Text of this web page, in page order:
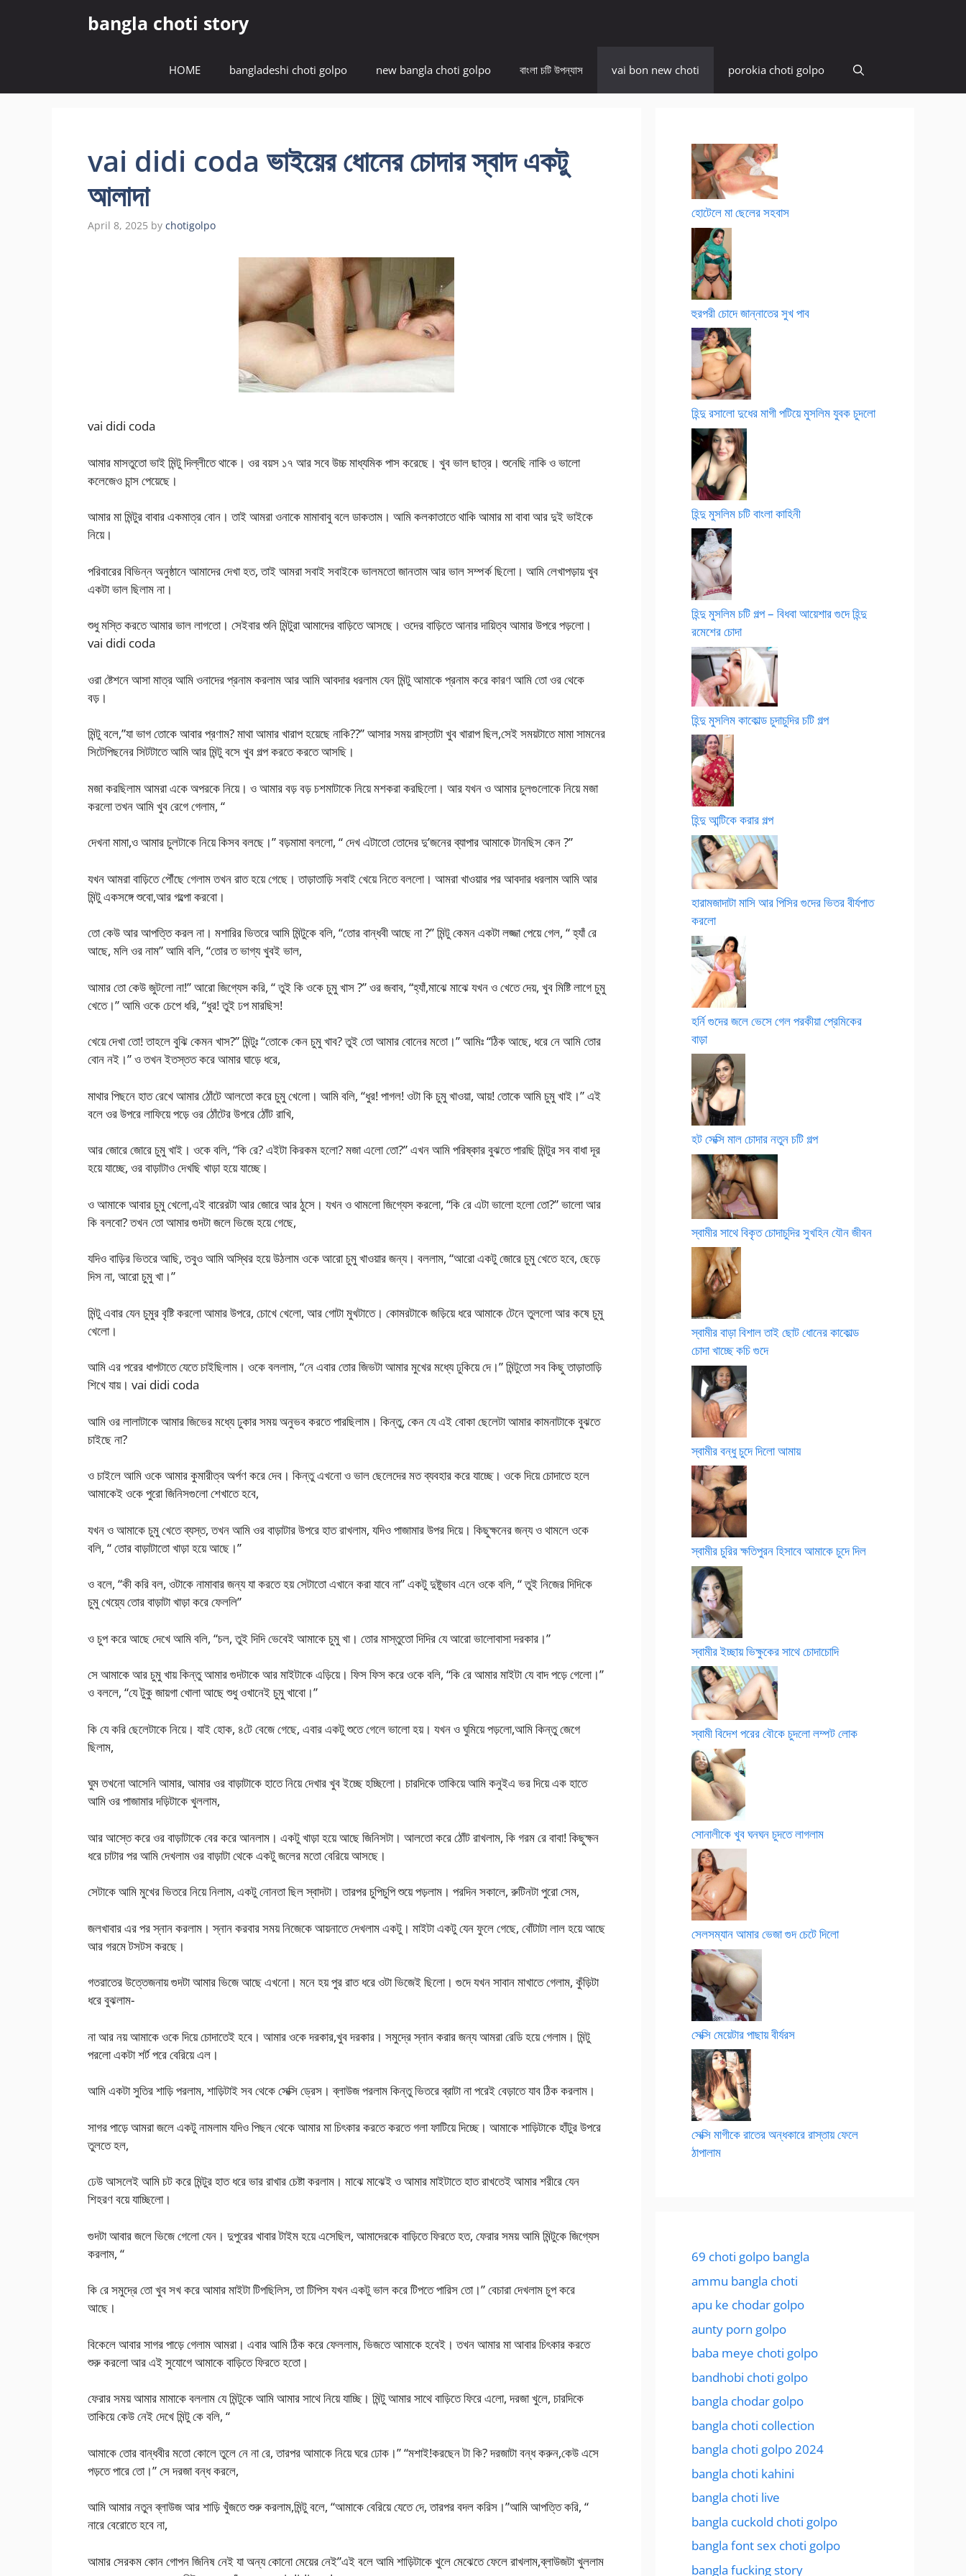
bangla choti story
HOME bangladeshi choti golpo new bangla choti golpo বাংলা চটি উপন্যাস vai bon new choti porokia choti golpo
vai didi coda ভাইয়ের ধোনের চোদার স্বাদ একটু
আলাদা
April 8, 2025 by chotigolpo
vai didi coda
আমার মাসতুতো ভাই মিন্টু দিল্লীতে থাকে। ওর বয়স ১৭ আর সবে উচ্চ মাধ্যমিক পাস করেছে। খুব ভাল ছাত্র। শুনেছি নাকি ও ভালো
কলেজেও চান্স পেয়েছে।
আমার মা মিন্টুর বাবার একমাত্র বোন। তাই আমরা ওনাকে মামাবাবু বলে ডাকতাম। আমি কলকাতাতে থাকি আমার মা বাবা আর দুই ভাইকে
নিয়ে।
পরিবারের বিভিন্ন অনুষ্ঠানে আমাদের দেখা হত, তাই আমরা সবাই সবাইকে ভালমতো জানতাম আর ভাল সম্পর্ক ছিলো। আমি লেখাপড়ায় খুব
একটা ভাল ছিলাম না।
শুধু মস্তি করতে আমার ভাল লাগতো। সেইবার শুনি মিন্টুরা আমাদের বাড়িতে আসছে। ওদের বাড়িতে আনার দায়িত্ব আমার উপরে পড়লো।
vai didi coda
ওরা ষ্টেশনে আসা মাত্র আমি ওনাদের প্রনাম করলাম আর আমি আবদার ধরলাম যেন মিন্টু আমাকে প্রনাম করে কারণ আমি তো ওর থেকে
বড়।
মিন্টু বলে,”যা ভাগ তোকে আবার প্রণাম? মাথা আমার খারাপ হয়েছে নাকি??” আসার সময় রাস্তাটা খুব খারাপ ছিল,সেই সময়টাতে মামা সামনের
সিটেপিছনের সিটটাতে আমি আর মিন্টু বসে খুব গল্প করতে করতে আসছি।
মজা করছিলাম আমরা একে অপরকে নিয়ে। ও আমার বড় বড় চশমাটাকে নিয়ে মশকরা করছিলো। আর যখন ও আমার চুলগুলোকে নিয়ে মজা
করলো তখন আমি খুব রেগে গেলাম, “
দেখনা মামা,ও আমার চুলটাকে নিয়ে কিসব বলছে।” বড়মামা বললো, “ দেখ এটাতো তোদের দু’জনের ব্যাপার আমাকে টানছিস কেন ?”
যখন আমরা বাড়িতে পৌঁছে গেলাম তখন রাত হয়ে গেছে। তাড়াতাড়ি সবাই খেয়ে নিতে বললো। আমরা খাওয়ার পর আবদার ধরলাম আমি আর
মিন্টু একসঙ্গে শুবো,আর গল্পো করবো।
তো কেউ আর আপত্তি করল না। মশারির ভিতরে আমি মিন্টুকে বলি, “তোর বান্ধবী আছে না ?” মিন্টু কেমন একটা লজ্জা পেয়ে গেল, “ হ্যাঁ রে
আছে, মলি ওর নাম” আমি বলি, “তোর ত ভাগ্য খুবই ভাল,
আমার তো কেউ জুটলো না!” আরো জিগ্যেস করি, “ তুই কি ওকে চুমু খাস ?” ওর জবাব, “হ্যাঁ,মাঝে মাঝে যখন ও খেতে দেয়, খুব মিষ্টি লাগে চুমু
খেতে।” আমি ওকে চেপে ধরি, “ধুর! তুই ঢপ মারছিস!
খেয়ে দেখা তো! তাহলে বুঝি কেমন খাস?” মিন্টুঃ “তোকে কেন চুমু খাব? তুই তো আমার বোনের মতো।” আমিঃ “ঠিক আছে, ধরে নে আমি তোর
বোন নই।” ও তখন ইতস্তত করে আমার ঘাড়ে ধরে,
মাথার পিছনে হাত রেখে আমার ঠোঁটে আলতো করে চুমু খেলো। আমি বলি, “ধুর! পাগল! ওটা কি চুমু খাওয়া, আয়! তোকে আমি চুমু খাই।” এই
বলে ওর উপরে লাফিয়ে পড়ে ওর ঠোঁটের উপরে ঠোঁট রাখি,
আর জোরে জোরে চুমু খাই। ওকে বলি, “কি রে? এইটা কিরকম হলো? মজা এলো তো?” এখন আমি পরিষ্কার বুঝতে পারছি মিন্টুর সব বাধা দূর
হয়ে যাচ্ছে, ওর বাড়াটাও দেখছি খাড়া হয়ে যাচ্ছে।
ও আমাকে আবার চুমু খেলো,এই বারেরটা আর জোরে আর ঠুসে। যখন ও থামলো জিগ্যেস করলো, “কি রে এটা ভালো হলো তো?” ভালো আর
কি বলবো? তখন তো আমার গুদটা জলে ভিজে হয়ে গেছে,
যদিও বাড়ির ভিতরে আছি, তবুও আমি অস্থির হয়ে উঠলাম ওকে আরো চুমু খাওয়ার জন্য। বললাম, “আরো একটু জোরে চুমু খেতে হবে, ছেড়ে
দিস না, আরো চুমু খা।”
মিন্টু এবার যেন চুমুর বৃষ্টি করলো আমার উপরে, চোখে খেলো, আর গোটা মুখটাতে। কোমরটাকে জড়িয়ে ধরে আমাকে টেনে তুললো আর কষে চুমু
খেলো।
আমি এর পরের ধাপটাতে যেতে চাইছিলাম। ওকে বললাম, “নে এবার তোর জিভটা আমার মুখের মধ্যে ঢুকিয়ে দে।” মিন্টুতো সব কিছু তাড়াতাড়ি
শিখে যায়। vai didi coda
আমি ওর লালাটাকে আমার জিভের মধ্যে ঢুকার সময় অনুভব করতে পারছিলাম। কিন্তু, কেন যে এই বোকা ছেলেটা আমার কামনাটাকে বুঝতে
চাইছে না?
ও চাইলে আমি ওকে আমার কুমারীত্ব অর্পণ করে দেব। কিন্তু এখনো ও ভাল ছেলেদের মত ব্যবহার করে যাচ্ছে। ওকে দিয়ে চোদাতে হলে
আমাকেই ওকে পুরো জিনিসগুলো শেখাতে হবে,
যখন ও আমাকে চুমু খেতে ব্যস্ত, তখন আমি ওর বাড়াটার উপরে হাত রাখলাম, যদিও পাজামার উপর দিয়ে। কিছুক্ষনের জন্য ও থামলে ওকে
বলি, “ তোর বাড়াটাতো খাড়া হয়ে আছে।”
ও বলে, “কী করি বল, ওটাকে নামাবার জন্য যা করতে হয় সেটাতো এখানে করা যাবে না” একটু দুষ্টুভাব এনে ওকে বলি, “ তুই নিজের দিদিকে
চুমু খেয়্যে তোর বাড়াটা খাড়া করে ফেললি”
ও চুপ করে আছে দেখে আমি বলি, “চল, তুই দিদি ভেবেই আমাকে চুমু খা। তোর মাস্তুতো দিদির যে আরো ভালোবাসা দরকার।”
সে আমাকে আর চুমু খায় কিন্তু আমার গুদটাকে আর মাইটাকে এড়িয়ে। ফিস ফিস করে ওকে বলি, “কি রে আমার মাইটা যে বাদ পড়ে গেলো।”
ও বললে, “যে টুকু জায়গা খোলা আছে শুধু ওখানেই চুমু খাবো।”
কি যে করি ছেলেটাকে নিয়ে। যাই হোক, ৪টে বেজে গেছে, এবার একটু শুতে গেলে ভালো হয়। যখন ও ঘুমিয়ে পড়লো,আমি কিন্তু জেগে
ছিলাম,
ঘুম তখনো আসেনি আমার, আমার ওর বাড়াটাকে হাতে নিয়ে দেখার খুব ইচ্ছে হচ্ছিলো। চারদিকে তাকিয়ে আমি কনুইএ ভর দিয়ে এক হাতে
আমি ওর পাজামার দড়িটাকে খুললাম,
আর আস্তে করে ওর বাড়াটাকে বের করে আনলাম। একটু খাড়া হয়ে আছে জিনিসটা। আলতো করে ঠোঁট রাখলাম, কি গরম রে বাবা! কিছুক্ষন
ধরে চাটার পর আমি দেখলাম ওর বাড়াটা থেকে একটু জলের মতো বেরিয়ে আসছে।
সেটাকে আমি মুখের ভিতরে নিয়ে নিলাম, একটু নোনতা ছিল স্বাদটা। তারপর চুপিচুপি শুয়ে পড়লাম। পরদিন সকালে, রুটিনটা পুরো সেম,
জলখাবার এর পর স্নান করলাম। স্নান করবার সময় নিজেকে আয়নাতে দেখলাম একটু। মাইটা একটু যেন ফুলে গেছে, বোঁটাটা লাল হয়ে আছে
আর গরমে টসটস করছে।
গতরাতের উত্তেজনায় গুদটা আমার ভিজে আছে এখনো। মনে হয় পুর রাত ধরে ওটা ভিজেই ছিলো। গুদে যখন সাবান মাখাতে গেলাম, কুঁড়িটা
ধরে বুঝলাম-
না আর নয় আমাকে ওকে দিয়ে চোদাতেই হবে। আমার ওকে দরকার,খুব দরকার। সমুদ্রে স্নান করার জন্য আমরা রেডি হয়ে গেলাম। মিন্টু
পরলো একটা শর্ট পরে বেরিয়ে এল।
আমি একটা সুতির শাড়ি পরলাম, শাড়িটাই সব থেকে সেক্সি ড্রেস। ব্লাউজ পরলাম কিন্তু ভিতরে ব্রাটা না পরেই বেড়াতে যাব ঠিক করলাম।
সাগর পাড়ে আমরা জলে একটু নামলাম যদিও পিছন থেকে আমার মা চিৎকার করতে করতে গলা ফাটিয়ে দিচ্ছে। আমাকে শাড়িটাকে হাঁটুর উপরে
তুলতে হল,
ঢেউ আসলেই আমি চট করে মিন্টুর হাত ধরে ভার রাখার চেষ্টা করলাম। মাঝে মাঝেই ও আমার মাইটাতে হাত রাখতেই আমার শরীরে যেন
শিহরণ বয়ে যাচ্ছিলো।
গুদটা আবার জলে ভিজে গেলো যেন। দুপুরের খাবার টাইম হয়ে এসেছিল, আমাদেরকে বাড়িতে ফিরতে হত, ফেরার সময় আমি মিন্টুকে জিগ্যেস
করলাম, “
কি রে সমুদ্রে তো খুব সখ করে আমার মাইটা টিপছিলিস, তা টিপিস যখন একটু ভাল করে টিপতে পারিস তো।” বেচারা দেখলাম চুপ করে
আছে।
বিকেলে আবার সাগর পাড়ে গেলাম আমরা। এবার আমি ঠিক করে ফেললাম, ভিজতে আমাকে হবেই। তখন আমার মা আবার চিৎকার করতে
শুরু করলো আর এই সুযোগে আমাকে বাড়িতে ফিরতে হতো।
ফেরার সময় আমার মামাকে বললাম যে মিন্টুকে আমি আমার সাথে নিয়ে যাচ্ছি। মিন্টু আমার সাথে বাড়িতে ফিরে এলো, দরজা খুলে, চারদিকে
তাকিয়ে কেউ নেই দেখে মিন্টু কে বলি, “
আমাকে তোর বান্ধবীর মতো কোলে তুলে নে না রে, তারপর আমাকে নিয়ে ঘরে ঢোক।” “মশাই!করছেন টা কি? দরজাটা বন্ধ করুন,কেউ এসে
পড়তে পারে তো।” সে দরজা বন্ধ করলে,
আমি আমার নতুন ব্লাউজ আর শাড়ি খুঁজতে শুরু করলাম,মিন্টু বলে, “আমাকে বেরিয়ে যেতে দে, তারপর বদল করিস।”আমি আপত্তি করি, “
নারে বেরোতে হবে না,
আমার সেরকম কোন গোপন জিনিষ নেই যা অন্য কোনো মেয়ের নেই”এই বলে আমি শাড়িটাকে খুলে মেঝেতে ফেলে রাখলাম,ব্লাউজটা খুললাম
হোটেলে মা ছেলের সহবাস
হুরপরী চোদে জান্নাতের সুখ পাব
হিন্দু রসালো দুধের মাগী পটিয়ে মুসলিম যুবক চুদলো
হিন্দু মুসলিম চটি বাংলা কাহিনী
হিন্দু মুসলিম চটি গল্প – বিধবা আয়েশার গুদে হিন্দু
রমেশের চোদা
হিন্দু মুসলিম কাকোল্ড চুদাচুদির চটি গল্প
হিন্দু আন্টিকে করার গল্প
হারামজাদাটা মাসি আর পিসির গুদের ভিতর বীর্যপাত
করলো
হর্নি গুদের জলে ভেসে গেল পরকীয়া প্রেমিকের
বাড়া
হট সেক্সি মাল চোদার নতুন চটি গল্প
স্বামীর সাথে বিকৃত চোদাচুদির সুখহিন যৌন জীবন
স্বামীর বাড়া বিশাল তাই ছোট ধোনের কাকোল্ড
চোদা খাচ্ছে কচি গুদে
স্বামীর বন্ধু চুদে দিলো আমায়
স্বামীর চুরির ক্ষতিপুরন হিসাবে আমাকে চুদে দিল
স্বামীর ইচ্ছায় ভিক্ষুকের সাথে চোদাচোদি
স্বামী বিদেশ পরের বৌকে চুদলো লম্পট লোক
সোনালীকে খুব ঘনঘন চুদতে লাগলাম
সেলসম্যান আমার ভেজা গুদ চেটে দিলো
সেক্সি মেয়েটার পাছায় বীর্যরস
সেক্সি মাগীকে রাতের অন্ধকারে রাস্তায় ফেলে
ঠাপালাম
69 choti golpo bangla
ammu bangla choti
apu ke chodar golpo
aunty porn golpo
baba meye choti golpo
bandhobi choti golpo
bangla chodar golpo
bangla choti collection
bangla choti golpo 2024
bangla choti kahini
bangla choti live
bangla cuckold choti golpo
bangla font sex choti golpo
bangla fucking story